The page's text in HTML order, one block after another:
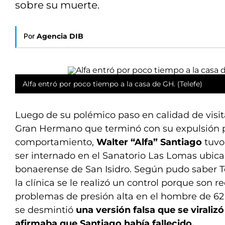
sobre su muerte.
Por Agencia DIB
Alfa entró por poco tiempo a la casa de GH. (Telefe)
Luego de su polémico paso en calidad de
Gran Hermano que terminó con su expulsión
comportamiento, Walter “Alfa” Santiago
ser internado en el Sanatorio Las Lomas
bonaerense de San Isidro. Según pudo saber
la clínica se le realizó un control porque son
problemas de presión alta en el hombre de
se desmintió una versión falsa que se